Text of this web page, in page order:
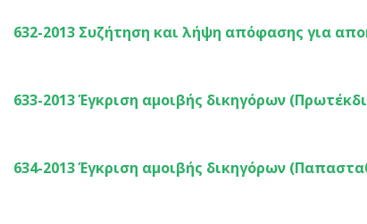
632-2013 Συζήτηση και λήψη απόφασης για
633-2013 Έγκριση αμοιβής δικηγόρων
634-2013 Έγκριση αμοιβής δικηγόρων